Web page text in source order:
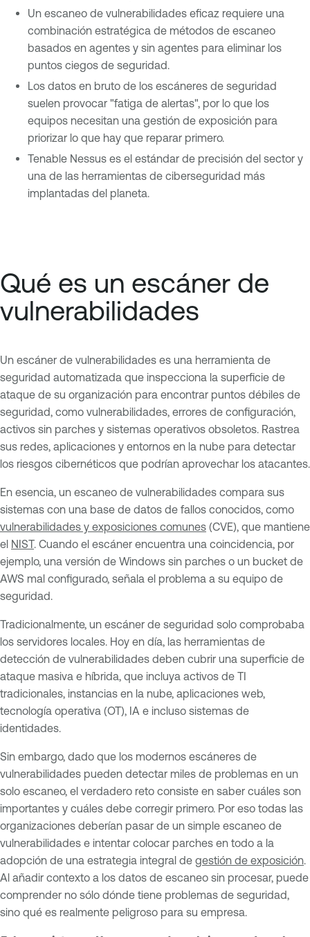
Un escaneo de vulnerabilidades eficaz requiere una
combinación estratégica de métodos de escaneo
basados en agentes y sin agentes para eliminar los
puntos ciegos de seguridad.
Los datos en bruto de los escáneres de seguridad
suelen provocar "fatiga de alertas", por lo que los
equipos necesitan una gestión de exposición para
priorizar lo que hay que reparar primero.
Tenable Nessus es el estándar de precisión del sector y
una de las herramientas de ciberseguridad más
implantadas del planeta.
Qué es un escáner de
vulnerabilidades
Un escáner de vulnerabilidades es una herramienta de
seguridad automatizada que inspecciona la superficie de
ataque de su organización para encontrar puntos débiles de
seguridad, como vulnerabilidades, errores de configuración,
activos sin parches y sistemas operativos obsoletos. Rastrea
sus redes, aplicaciones y entornos en la nube para detectar
los riesgos cibernéticos que podrían aprovechar los atacantes.
En esencia, un escaneo de vulnerabilidades compara sus
sistemas con una base de datos de fallos conocidos, como
vulnerabilidades y exposiciones comunes (CVE), que mantiene
el NIST. Cuando el escáner encuentra una coincidencia, por
ejemplo, una versión de Windows sin parches o un bucket de
AWS mal configurado, señala el problema a su equipo de
seguridad.
Tradicionalmente, un escáner de seguridad solo comprobaba
los servidores locales. Hoy en día, las herramientas de
detección de vulnerabilidades deben cubrir una superficie de
ataque masiva e híbrida, que incluya activos de TI
tradicionales, instancias en la nube, aplicaciones web,
tecnología operativa (OT), IA e incluso sistemas de
identidades.
Sin embargo, dado que los modernos escáneres de
vulnerabilidades pueden detectar miles de problemas en un
solo escaneo, el verdadero reto consiste en saber cuáles son
importantes y cuáles debe corregir primero. Por eso todas las
organizaciones deberían pasar de un simple escaneo de
vulnerabilidades e intentar colocar parches en todo a la
adopción de una estrategia integral de gestión de exposición.
Al añadir contexto a los datos de escaneo sin procesar, puede
comprender no sólo dónde tiene problemas de seguridad,
sino qué es realmente peligroso para su empresa.